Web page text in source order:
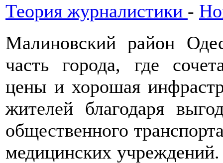
Теория журналистики -
Малиновский район
часть города, где
цены и хорошая
жителей благодаря
общественного
медицинских